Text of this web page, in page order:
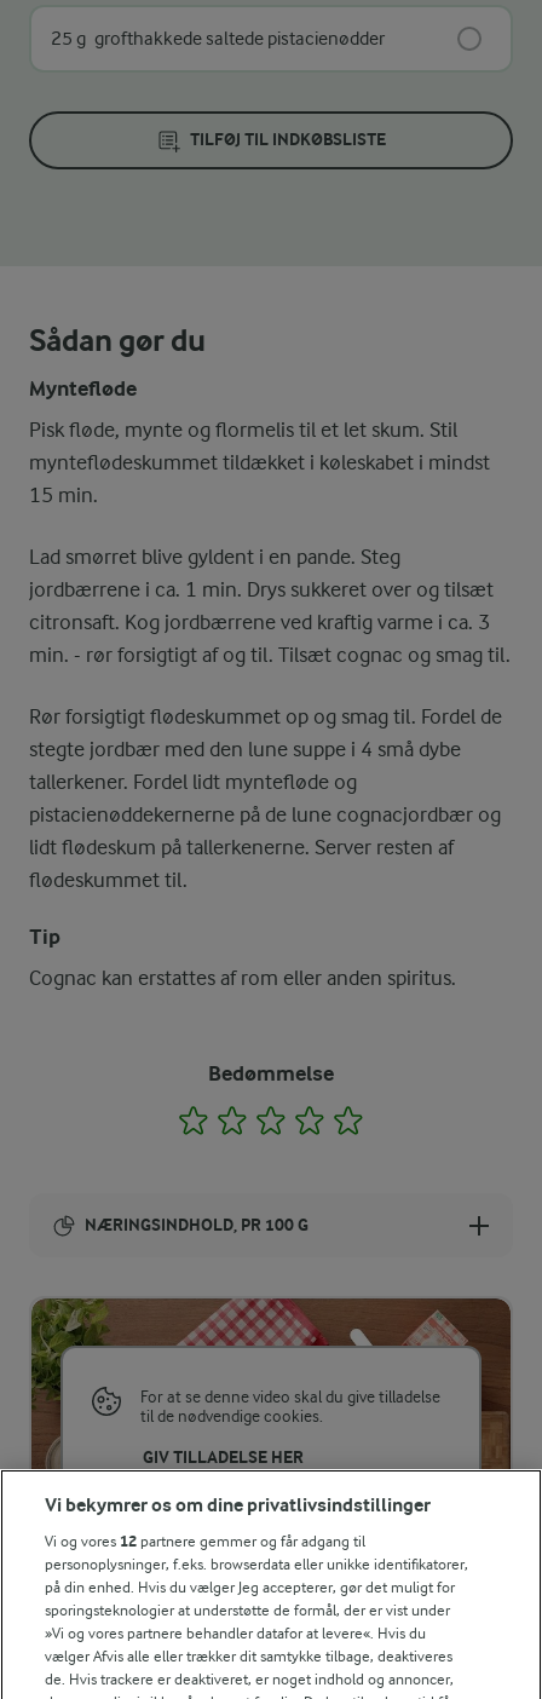
25 g grofthakkede saltede pistacienødder
TILFØJ TIL INDKØBSLISTE
Sådan gør du
Myntefløde
Pisk fløde, mynte og flormelis til et let skum. Stil
mynteflødeskummet tildækket i køleskabet i mindst
15 min.
Lad smørret blive gyldent i en pande. Steg
jordbærrene i ca. 1 min. Drys sukkeret over og tilsæt
citronsaft. Kog jordbærrene ved kraftig varme i ca. 3
min. - rør forsigtigt af og til. Tilsæt cognac og smag til.
Rør forsigtigt flødeskummet op og smag til. Fordel de
stegte jordbær med den lune suppe i 4 små dybe
tallerkener. Fordel lidt myntefløde og
pistacienøddekernerne på de lune cognacjordbær og
lidt flødeskum på tallerkenerne. Server resten af
flødeskummet til.
Tip
Cognac kan erstattes af rom eller anden spiritus.
Bedømmelse
1 2 3 4
NÆRINGSINDHOLD, PR 100 G
798 kJ / 191 kcal
Energifordeling
ENERGI PR 100 G
Fiber:
1,1 g
Protein:
1,3 g
Fedt:
11,5 g
For at se denne video skal du give tilladelse
til de nødvendige cookies.
GIV TILLADELSE HER
RELATERET VIDEO
Sådan pisker du flødeskum
Vil du have perfekt pisket flødeskum? Så se her hvordan
Vi bekymrer os om dine privatlivsindstillinger
Vi og vores 12 partnere gemmer og får adgang til
personoplysninger, f.eks. browserdata eller unikke identifikatorer,
på din enhed. Hvis du vælger Jeg accepterer, gør det muligt for
sporingsteknologier at understøtte de formål, der er vist under
»Vi og vores partnere behandler datafor at levere«. Hvis du
vælger Afvis alle eller trækker dit samtykke tilbage, deaktiveres
de. Hvis trackere er deaktiveret, er noget indhold og annoncer,